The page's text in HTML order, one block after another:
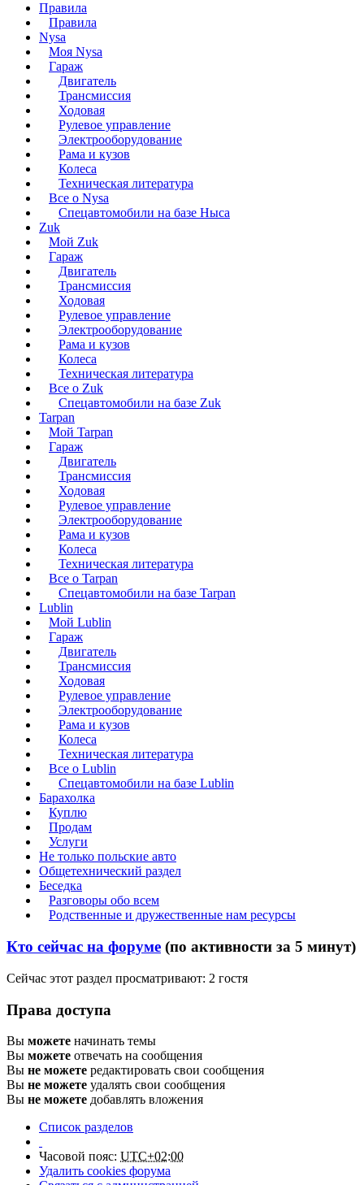
Правила
Правила
Nysa
Моя Nysa
Гараж
Двигатель
Трансмиссия
Ходовая
Рулевое управление
Электрооборудование
Рама и кузов
Колеса
Техническая литература
Все о Nysa
Спецавтомобили на базе Ныса
Zuk
Мой Zuk
Гараж
Двигатель
Трансмиссия
Ходовая
Рулевое управление
Электрооборудование
Рама и кузов
Колеса
Техническая литература
Все о Zuk
Спецавтомобили на базе Zuk
Tarpan
Мой Tarpan
Гараж
Двигатель
Трансмиссия
Ходовая
Рулевое управление
Электрооборудование
Рама и кузов
Колеса
Техническая литература
Все о Tarpan
Спецавтомобили на базе Tarpan
Lublin
Мой Lublin
Гараж
Двигатель
Трансмиссия
Ходовая
Рулевое управление
Электрооборудование
Рама и кузов
Колеса
Техническая литература
Все о Lublin
Спецавтомобили на базе Lublin
Барахолка
Куплю
Продам
Услуги
Не только польские авто
Общетехнический раздел
Беседка
Разговоры обо всем
Родственные и дружественные нам ресурсы
Кто сейчас на форуме (по активности за 5 минут)
Сейчас этот раздел просматривают: 2 гостя
Права доступа
Вы можете начинать темы
Вы можете отвечать на сообщения
Вы не можете редактировать свои сообщения
Вы не можете удалять свои сообщения
Вы не можете добавлять вложения
Список разделов
Часовой пояс: UTC+02:00
Удалить cookies форума